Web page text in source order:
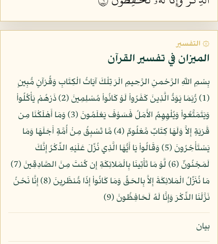
۞ التفسير
الميزان في تفسير القرآن
بِسْمِ اللّهِ الرَّحْمنِ الرَّحِيمِ الَرَ تِلْكَ آيَاتُ الْكِتَابِ وَقُرْآنٍ مُّبِينٍ
(1) رُّبَمَا يَوَدُّ الَّذِينَ كَفَرُواْ لَوْ كَانُواْ مُسْلِمِينَ (2) ذَرْهُمْ يَأْكُلُواْ
وَيَتَمَتَّعُواْ وَيُلْهِهِمُ الأَمَلُ فَسَوْفَ يَعْلَمُونَ (3) وَمَا أَهْلَكْنَا مِن
قَرْيَةٍ إِلاَّ وَلَهَا كِتَابٌ مَّعْلُومٌ (4) مَّا تَسْبِقُ مِنْ أُمَّةٍ أَجَلَهَا وَمَا
يَسْتَأْخِرُونَ (5) وَقَالُواْ يَا أَيُّهَا الَّذِي نُزِّلَ عَلَيْهِ الذِّكْرُ إِنَّكَ
لَمَجْنُونٌ (6) لَّوْ مَا تَأْتِينَا بِالْمَلائِكَةِ إِن كُنتَ مِنَ الصَّادِقِينَ (7)
مَا نُنَزِّلُ الْمَلائِكَةَ إِلاَّ بِالحَقِّ وَمَا كَانُواْ إِذًا مُّنظَرِينَ (8) إِنَّا نَحْنُ
نَزَّلْنَا الذِّكْرَ وَإِنَّا لَهُ لَحَافِظُونَ (9)
بيان